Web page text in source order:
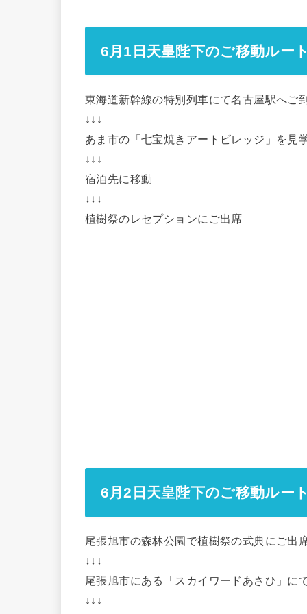
6月1日天皇陛下のご移動ルート
東海道新幹線の特別列車にて名古屋駅へご
↓↓↓
あま市の「七宝焼きアートビレッジ」を見
↓↓↓
宿泊先に移動
↓↓↓
植樹祭のレセプションにご出席
6月2日天皇陛下のご移動ルート
尾張旭市の森林公園で植樹祭の式典にご出
↓↓↓
尾張旭市にある「スカイワードあさひ」に
↓↓↓